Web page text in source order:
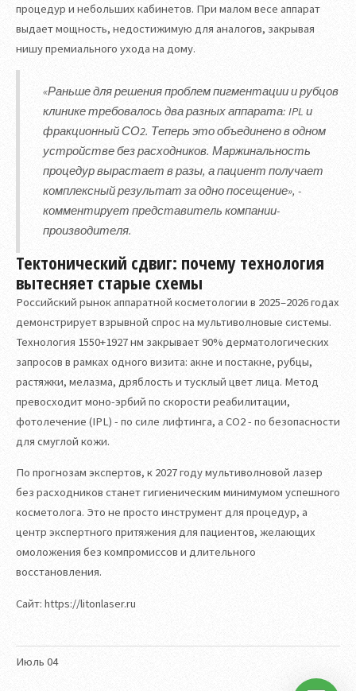
Июль 04
процедур и небольших кабинетов. При малом весе аппарат
выдает мощность, недостижимую для аналогов, закрывая
нишу премиального ухода на дому.
«Раньше для решения проблем пигментации и рубцов
клинике требовалось два разных аппарата: IPL и
фракционный СО2. Теперь это объединено в одном
устройстве без расходников. Маржинальность
процедур вырастает в разы, а пациент получает
комплексный результат за одно посещение», -
комментирует представитель компании-
производителя.
Тектонический сдвиг: почему технология
вытесняет старые схемы
Российский рынок аппаратной косметологии в 2025–2026 годах
демонстрирует взрывной спрос на мультиволновые системы.
Технология 1550+1927 нм закрывает 90% дерматологических
запросов в рамках одного визита: акне и постакне, рубцы,
растяжки, мелазма, дряблость и тусклый цвет лица. Метод
превосходит моно-эрбий по скорости реабилитации,
фотолечение (IPL) - по силе лифтинга, а СО2 - по безопасности
для смуглой кожи.
По прогнозам экспертов, к 2027 году мультиволновой лазер
без расходников станет гигиеническим минимумом успешного
косметолога. Это не просто инструмент для процедур, а
центр экспертного притяжения для пациентов, желающих
омоложения без компромиссов и длительного
восстановления.
Сайт: https://litonlaser.ru